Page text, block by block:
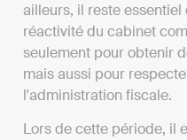
ailleurs, il reste
réactivité du cabinet
seulement pour obtenir
mais aussi pour
l'administration fiscale.
Lors de cette période, il